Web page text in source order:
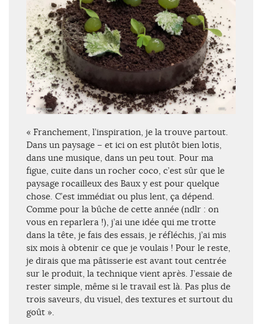
« Franchement, l’inspiration, je la trouve partout.
Dans un paysage – et ici on est plutôt bien lotis,
dans une musique, dans un peu tout. Pour ma
figue, cuite dans un rocher coco, c’est sûr que le
paysage rocailleux des Baux y est pour quelque
chose. C’est immédiat ou plus lent, ça dépend.
Comme pour la bûche de cette année (ndlr : on
vous en reparlera !), j’ai une idée qui me trotte
dans la tête, je fais des essais, je réfléchis, j’ai mis
six mois à obtenir ce que je voulais ! Pour le reste,
je dirais que ma pâtisserie est avant tout centrée
sur le produit, la technique vient après. J’essaie de
rester simple, même si le travail est là. Pas plus de
trois saveurs, du visuel, des textures et surtout du
goût ».